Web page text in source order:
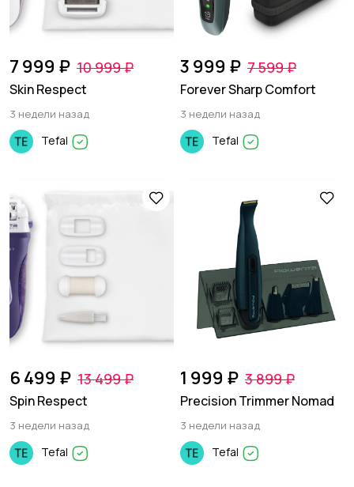
7 999 ₽ 10 999 ₽
Skin Respect
3 недели назад
Tefal
3 999 ₽ 7 599 ₽
Forever Sharp Comfort
3 недели назад
Tefal
6 499 ₽ 13 499 ₽
Spin Respect
3 недели назад
Tefal
1 999 ₽ 3 899 ₽
Precision Trimmer Nomad
3 недели назад
Tefal